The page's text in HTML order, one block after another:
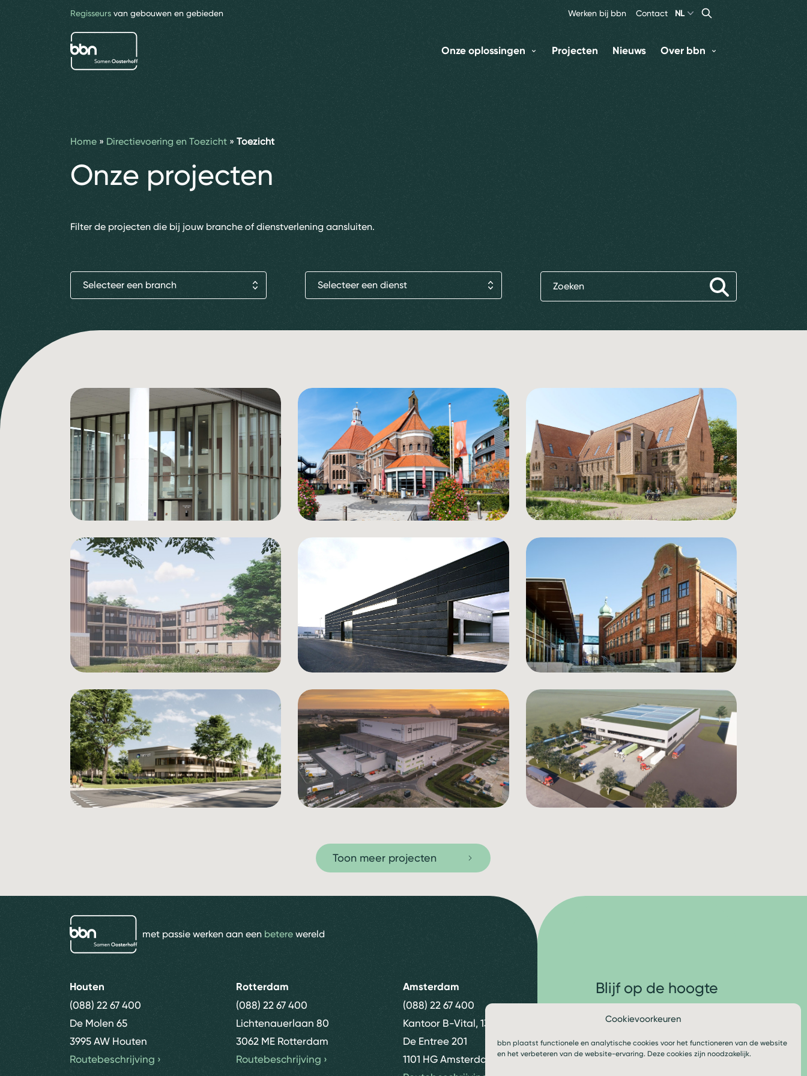
Cookievoorkeuren
bbn plaatst functionele en analytische cookies voor het functioneren van de website
en het verbeteren van de website-ervaring. Deze cookies zijn noodzakelijk.
Regisseurs van gebouwen en gebieden Werken bij bbn Contact NL Search
Zoeken
bbn adviseurs
Onze oplossingen Projecten Nieuws Over bbn
Home » Directievoering en Toezicht » Toezicht
Onze projecten
Filter de projecten die bij jouw branche of dienstverlening aansluiten.
Selecteer een branch Selecteer een dienst
Toon meer projecten
bbn adviseurs
met passie werken aan een betere wereld
Houten
(088) 22 67 400
De Molen 65
3995 AW Houten
Routebeschrijving ›
Rotterdam
(088) 22 67 400
Lichtenauerlaan 80
3062 ME Rotterdam
Routebeschrijving ›
Amsterdam
(088) 22 67 400
Kantoor B-Vital, 13e etage
De Entree 201
1101 HG Amsterdam
Blijf op de hoogte
Volg ons